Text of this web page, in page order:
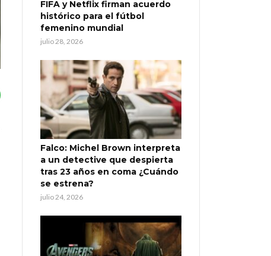
FIFA y Netflix firman acuerdo
histórico para el fútbol
femenino mundial
julio 28, 2026
Falco: Michel Brown interpreta
a un detective que despierta
tras 23 años en coma ¿Cuándo
se estrena?
julio 24, 2026